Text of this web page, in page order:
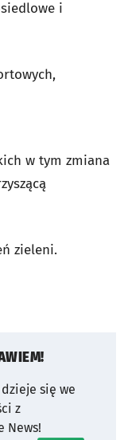
i
w tym zmiana
zieleni.
się we
z
News!